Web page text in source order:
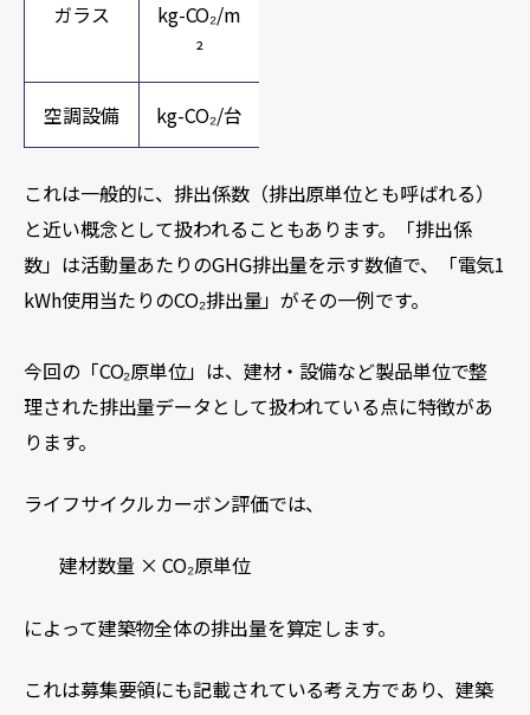
ガラス
kg-CO₂/m
²
空調設備 kg-CO₂/台
これは一般的に、排出係数（排出原単位とも呼ばれる）
と近い概念として扱われることもあります。「排出係
数」は活動量あたりのGHG排出量を示す数値で、「電気1
kWh使用当たりのCO₂排出量」がその一例です。
今回の「CO₂原単位」は、建材・設備など製品単位で整
理された排出量データとして扱われている点に特徴があ
ります。
ライフサイクルカーボン評価では、
建材数量 × CO₂原単位
によって建築物全体の排出量を算定します。
これは募集要領にも記載されている考え方であり、建築